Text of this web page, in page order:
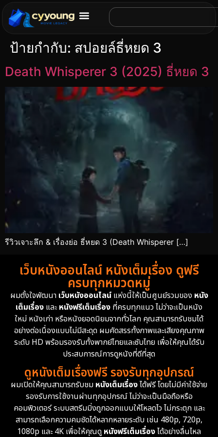
ป้ายกำกับ: สปอยล์ธี่หยด 3
Death Whisperer 3 (2025) ธี่หยด 3
รีวิวเจาะลึก & เรื่องย่อ ธี่หยด 3 (Death Whisperer […]
เว็บหนังออนไลน์ หนังเต็มเรื่อง ดูฟรี
ครบทุกหมวดหมู่
ผมตั้งใจพัฒนา เว็บหนังออนไลน์แห่งนี้ให้เป็นศูนย์รวมของ หนัง
เต็มเรื่อง และหนังฟรีเต็มเรื่อง ที่ครบทุกแนว ไม่ว่าจะเป็นหนัง
ใหม่ หนังเก่า หรือหนังยอดนิยมจากทั่วโลก คุณสามารถรับชมได้
อย่างต่อเนื่องแบบไม่มีสะดุด ผมคัดสรรทั้งภาพและเสียงคุณภาพ
ระดับ HD พร้อมรองรับทั้งพากย์ไทยและซับไทย เพื่อให้คุณได้รับ
ประสบการณ์การดูหนังที่ดีที่สุด
ดูหนังเต็มเรื่องฟรี รองรับทุกอุปกรณ์
ผมเปิดให้คุณสามารถรับชม หนังเต็มเรื่องได้ฟรี โดยไม่มีค่าใช้จ่าย
รองรับการใช้งานผ่านทุกอุปกรณ์ ไม่ว่าจะเป็นมือถือหรือ
คอมพิวเตอร์ ระบบสตรีมมิ่งถูกออกแบบให้โหลดไว ไม่กระตุก และ
สามารถเลือกความคมชัดได้หลากหลายระดับ เช่น 480p, 720p,
1080p และ 4K เพื่อให้คุณดูหนังฟรีเต็มเรื่องได้อย่างลื่นไหล